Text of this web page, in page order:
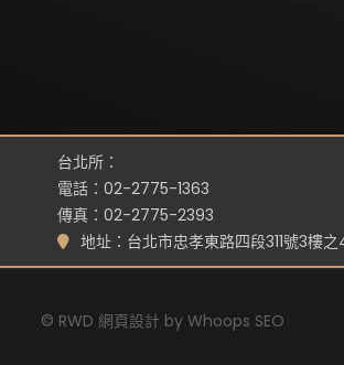
台北所：
電話：02-2775-1363
傳真：02-2775-2393
地址：台北市忠孝東路四段311號3樓之
© RWD 網頁設計 by Whoops SEO